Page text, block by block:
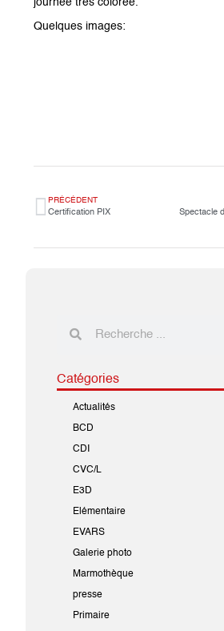
journée très colorée.
Quelques images:
PRÉCÉDENT
Certification PIX
Catégories
Actualités
BCD
CDI
CVC/L
E3D
Elémentaire
EVARS
Galerie photo
Marmothèque
presse
Primaire